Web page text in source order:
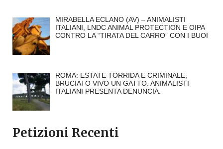
MIRABELLA ECLANO (AV) – ANIMALISTI
ITALIANI, LNDC ANIMAL PROTECTION E OIPA
CONTRO LA “TIRATA DEL CARRO” CON I BUOI
ROMA: ESTATE TORRIDA E CRIMINALE,
BRUCIATO VIVO UN GATTO. ANIMALISTI
ITALIANI PRESENTA DENUNCIA.
Petizioni Recenti